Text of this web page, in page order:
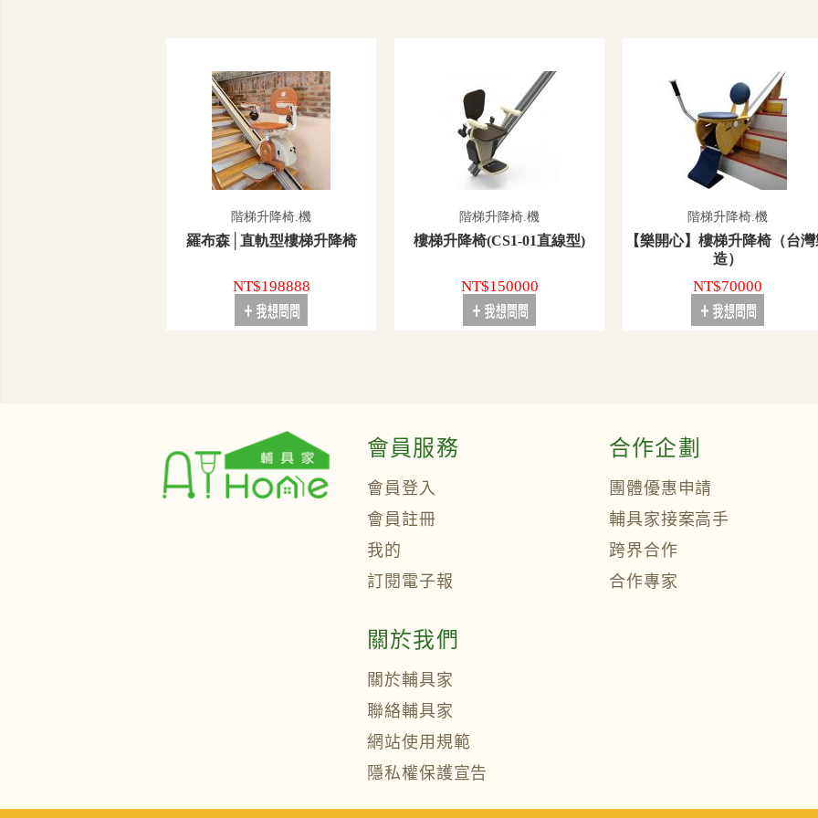
階梯升降椅.機
羅布森│直軌型樓梯升降椅
NT$198888
階梯升降椅.機
樓梯升降椅(CS1-01直線型)
NT$150000
階梯升降椅.機
【樂開心】樓梯升降椅（台
造）
NT$70000
會員服務
會員登入
會員註冊
我的
訂閱電子報
合作企劃
團體優惠申請
輔具家接案高手
跨界合作
合作專家
關於我們
關於輔具家
聯絡輔具家
網站使用規範
隱私權保護宣告